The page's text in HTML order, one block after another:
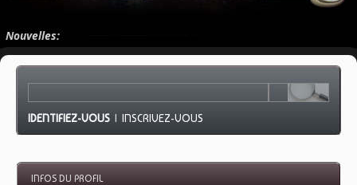
Nouvelles:
IDENTIFIEZ-VOUS |INSCRIVEZ-VOUS
INFOS DU PROFIL